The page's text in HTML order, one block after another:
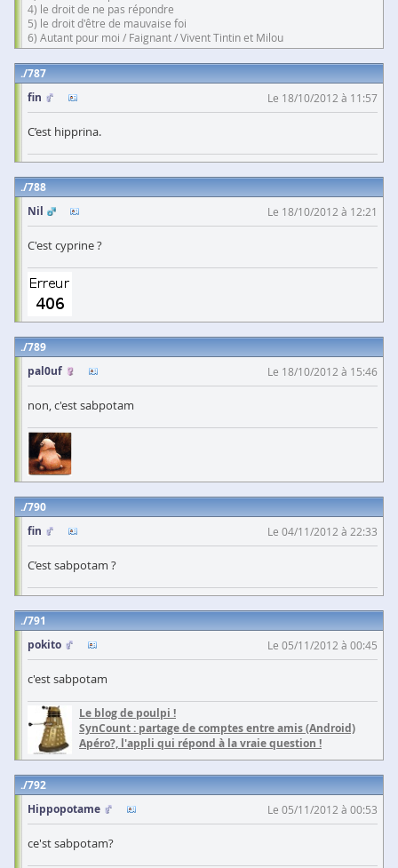
4) le droit de ne pas répondre
5) le droit d'être de mauvaise foi
6) Autant pour moi / Faignant / Vivent Tintin et Milou
787
fin
Le 18/10/2012 à 11:57
C’est hipprina.
788
Nil
Le 18/10/2012 à 12:21
C'est cyprine ?
789
pal0uf
Le 18/10/2012 à 15:46
non, c'est sabpotam
790
fin
Le 04/11/2012 à 22:33
C’est sabpotam ?
791
pokito
Le 05/11/2012 à 00:45
c'est sabpotam
Le blog de poulpi !
SynCount : partage de comptes entre amis (Android)
Apéro?, l'appli qui répond à la vraie question !
792
Hippopotame
Le 05/11/2012 à 00:53
ce'st sabpotam?